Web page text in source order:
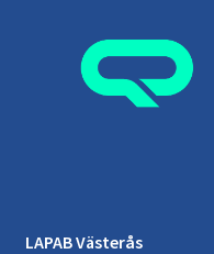
LAPAB Västerås